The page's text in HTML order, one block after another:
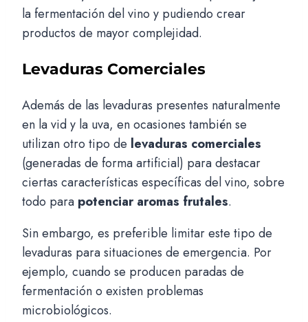
la fermentación del vino y pudiendo crear
productos de mayor complejidad.
Levaduras Comerciales
Además de las levaduras presentes naturalmente
en la vid y la uva, en ocasiones también se
utilizan otro tipo de levaduras comerciales
(generadas de forma artificial) para destacar
ciertas características específicas del vino, sobre
todo para potenciar aromas frutales.
Sin embargo, es preferible limitar este tipo de
levaduras para situaciones de emergencia. Por
ejemplo, cuando se producen paradas de
fermentación o existen problemas
microbiológicos.